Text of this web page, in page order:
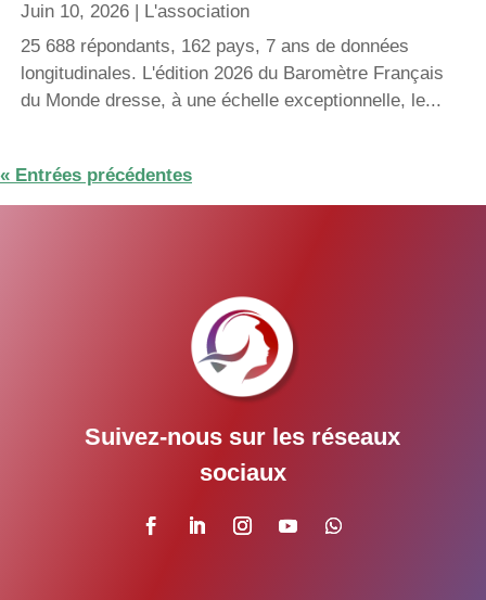
Juin 10, 2026
L'association
25 688 répondants, 162 pays, 7 ans de données
longitudinales. L'édition 2026 du Baromètre Français
du Monde dresse, à une échelle exceptionnelle, le...
« Entrées précédentes
Suivez-nous sur les réseaux
sociaux